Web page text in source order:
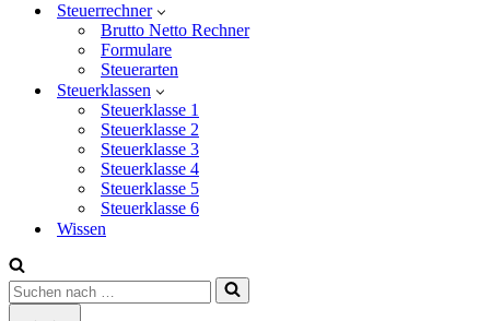
Steuerrechner
Brutto Netto Rechner
Formulare
Steuerarten
Steuerklassen
Steuerklasse 1
Steuerklasse 2
Steuerklasse 3
Steuerklasse 4
Steuerklasse 5
Steuerklasse 6
Wissen
Suchen
nach …